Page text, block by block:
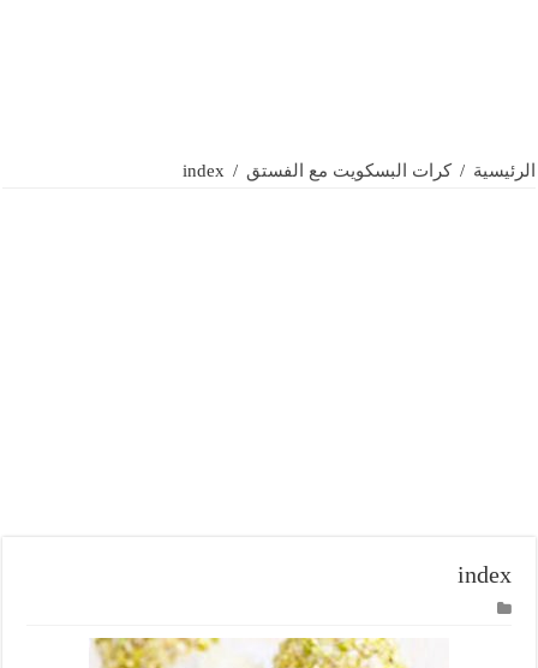
الرئيسية / كرات البسكويت مع الفستق /
index
index